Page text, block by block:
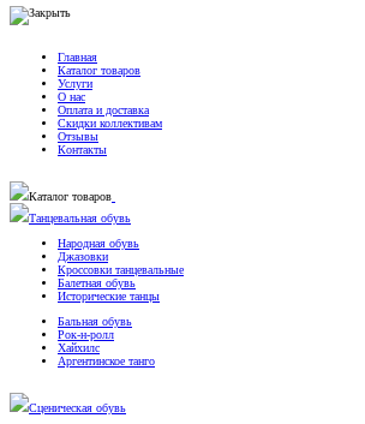
Главная
Каталог товаров
Услуги
О нас
Оплата и доставка
Скидки коллективам
Отзывы
Контакты
Каталог товаров
Танцевальная обувь
Народная обувь
Джазовки
Кроссовки танцевальные
Балетная обувь
Исторические танцы
Бальная обувь
Рок-н-ролл
Хайхилс
Аргентинское танго
Сценическая обувь